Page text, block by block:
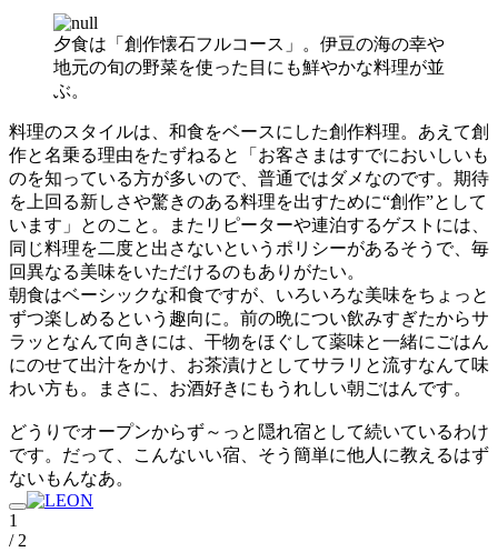
夕食は「創作懐石フルコース」。伊豆の海の幸や
地元の旬の野菜を使った目にも鮮やかな料理が並
ぶ。
料理のスタイルは、和食をベースにした創作料理。あえて創
作と名乗る理由をたずねると「お客さまはすでにおいしいも
のを知っている方が多いので、普通ではダメなのです。期待
を上回る新しさや驚きのある料理を出すために“創作”として
います」とのこと。またリピーターや連泊するゲストには、
同じ料理を二度と出さないというポリシーがあるそうで、毎
回異なる美味をいただけるのもありがたい。
朝食はベーシックな和食ですが、いろいろな美味をちょっと
ずつ楽しめるという趣向に。前の晩につい飲みすぎたからサ
ラッとなんて向きには、干物をほぐして薬味と一緒にごはん
にのせて出汁をかけ、お茶漬けとしてサラリと流すなんて味
わい方も。まさに、お酒好きにもうれしい朝ごはんです。
どうりでオープンからず～っと隠れ宿として続いているわけ
です。だって、こんないい宿、そう簡単に他人に教えるはず
ないもんなあ。
1
/ 2